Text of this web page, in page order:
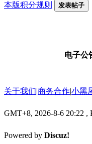
本版积分规则 发表帖子
电子公
关于我们|商务合作|小黑
GMT+8, 2026-8-6 20:22 ,
Powered by Discuz!